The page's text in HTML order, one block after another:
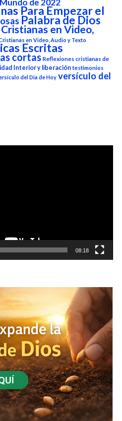
Para Empezar el
Palabra de Dios
en Video,
en Video, Audio y Texto
Escritas
cortas Reflexiones cristianas de
Interior y liberación testimonios
del Dia de Hoy versículo del
08:18